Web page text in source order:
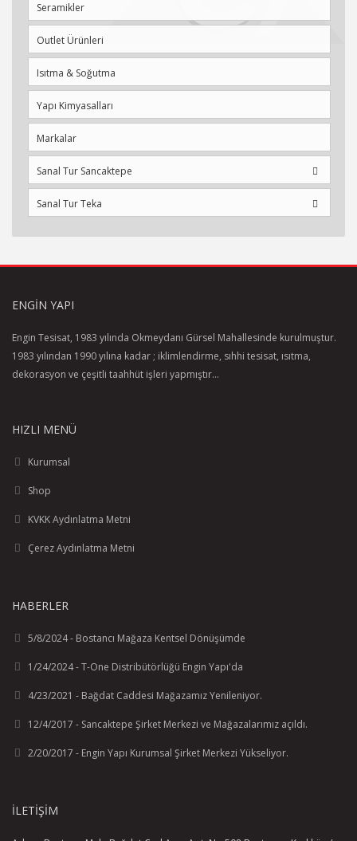
Seramikler
Outlet Ürünleri
Isıtma & Soğutma
Yapı Kimyasalları
Markalar
Sanal Tur Sancaktepe
Sanal Tur Teka
ENGIN YAPI
Engin Tesisat, 1983 yılında Okmeydanı Gürsel Mahallesinde kurulmuştur.
1983 yılından 1990 yılına kadar ; iklimlendirme, sıhhi tesisat, ısıtma,
dekorasyon ve çeşitli taahhüt işleri yapmıştır...
HIZLI MENÜ
Kurumsal
Shop
KVKK Aydınlatma Metni
Çerez Aydınlatma Metni
HABERLER
5/8/2024 - Bostancı Mağaza Kentsel Dönüşümde
1/24/2024 - T-One Distribütörlüğü Engin Yapı'da
4/23/2021 - Bağdat Caddesi Mağazamız Yenileniyor.
12/4/2017 - Sancaktepe Şirket Merkezi ve Mağazalarımız açıldı.
2/20/2017 - Engin Yapı Kurumsal Şirket Merkezi Yükseliyor.
İLETIŞIM